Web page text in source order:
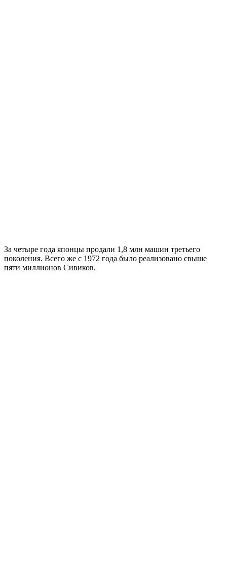
За четыре года японцы продали 1,8 млн машин третьего
поколения. Всего же с 1972 года было реализовано свыше
пяти миллионов Сивиков.